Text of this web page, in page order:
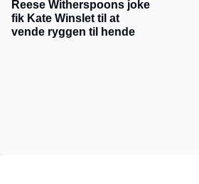
Reese Witherspoons joke
fik Kate Winslet til at
vende ryggen til hende